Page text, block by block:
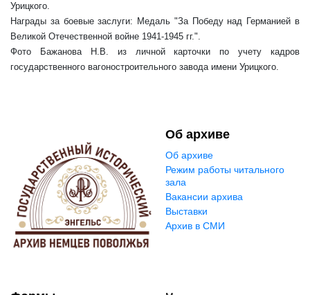
Урицкого.
Награды за боевые заслуги: Медаль "За Победу над Германией в
Великой Отечественной войне 1941-1945 гг.".
Фото Бажанова Н.В. из личной карточки по учету кадров
государственного вагоностроительного завода имени Урицкого.
Об архиве
Об архиве
Режим работы читального
зала
Вакансии архива
Выставки
Архив в СМИ